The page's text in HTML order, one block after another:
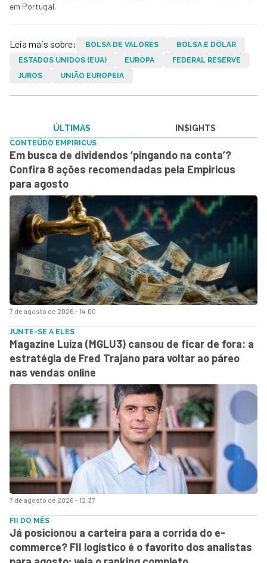
em Portugal.
Leia mais sobre: BOLSA DE VALORES
BOLSA E DÓLAR
ESTADOS UNIDOS (EUA)
EUROPA
FEDERAL RESERVE
JUROS
UNIÃO EUROPEIA
ÚLTIMAS IN$IGHTS
7 de agosto de 2026 - 14:00
CONTEÚDO EMPIRICUS
Em busca de dividendos ‘pingando na conta’?
Confira 8 ações recomendadas pela Empiricus
para agosto
7 de agosto de 2026 - 12:37
JUNTE-SE A ELES
Magazine Luiza (MGLU3) cansou de ficar de fora: a
estratégia de Fred Trajano para voltar ao páreo
nas vendas online
FII DO MÊS
Já posicionou a carteira para a corrida do e-
commerce? FII logístico é o favorito dos analistas